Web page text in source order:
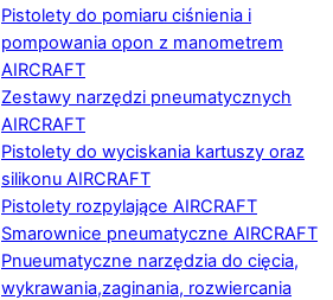
Pistolety do pomiaru ciśnienia i
pompowania opon z manometrem
AIRCRAFT
Zestawy narzędzi pneumatycznych
AIRCRAFT
Pistolety do wyciskania kartuszy oraz
silikonu AIRCRAFT
Pistolety rozpylające AIRCRAFT
Smarownice pneumatyczne AIRCRAFT
Pnueumatyczne narzędzia do cięcia,
wykrawania,zaginania, rozwiercania